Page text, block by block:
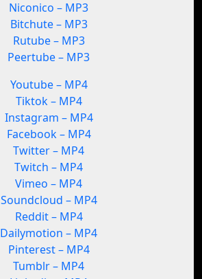
Niconico – MP3
Bitchute – MP3
Rutube – MP3
Peertube – MP3
Youtube – MP4
Tiktok – MP4
Instagram – MP4
Facebook – MP4
Twitter – MP4
Twitch – MP4
Vimeo – MP4
Soundcloud – MP4
Reddit – MP4
Dailymotion – MP4
Pinterest – MP4
Tumblr – MP4